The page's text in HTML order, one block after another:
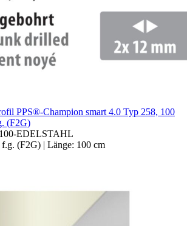
PPS®-Champion smart 4.0 Typ 258, 100
(F2G)
EDELSTAHL
f.g. (F2G) | Länge: 100 cm